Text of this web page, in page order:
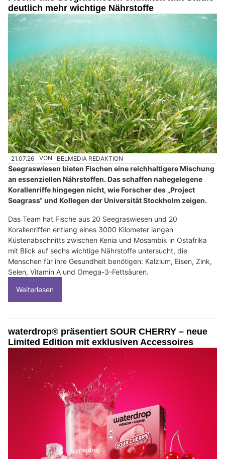
deutlich mehr wichtige Nährstoffe
21.07.26 VON BELMEDIA REDAKTION
Seegraswiesen bieten Fischen eine reichhaltigere Mischung
an essenziellen Nährstoffen. Das schaffen nahegelegene
Korallenriffe hingegen nicht, wie Forscher des „Project
Seagrass“ und Kollegen der Universität Stockholm zeigen.
Das Team hat Fische aus 20 Seegraswiesen und 20
Korallenriffen entlang eines 3000 Kilometer langen
Küstenabschnitts zwischen Kenia und Mosambik in Ostafrika
mit Blick auf sechs wichtige Nährstoffe untersucht, die
Menschen für ihre Gesundheit benötigen: Kalzium, Eisen, Zink,
Selen, Vitamin A und Omega-3-Fettsäuren.
Weiterlesen
waterdrop® präsentiert SOUR CHERRY – neue
Limited Edition mit exklusiven Accessoires